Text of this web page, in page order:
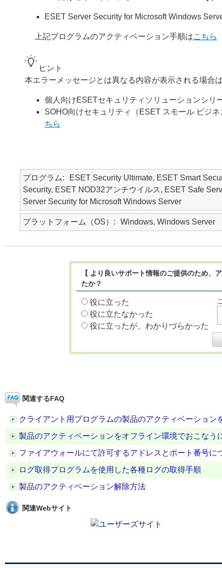
ESET Server Security for Microsoft Windows
上記プログラムのアクティベーション手順はこちら
ヒント
本エラーメッセージとは異なる内容が表示される場合
個人向けESETセキュリティソリューションシリ
SOHO向けセキュリティ（ESET スモール ビジ
ちら
プログラム
ESET Security Ultimate, ESET Smart
Security, ESET NOD32アンチウイルス, ESET Safe
Server Security for Microsoft Windows Server
プラットフォーム（OS） Windows, Windows Server
【 より良いサポート情報のご提供のため
たか？
役に立った
役に立たなかった
役に立ったが、わかりづらかった
関連するFAQ
クライアント用プログラムの製品のアクティベーション
製品のアクティベーションをオフライン環境でおこなう
ファイアウォールにて許可するアドレスとポート番号に
ログ取得プログラムを使用した各種ログの取得手順
製品のアクティベーション解除方法
関連Webサイト